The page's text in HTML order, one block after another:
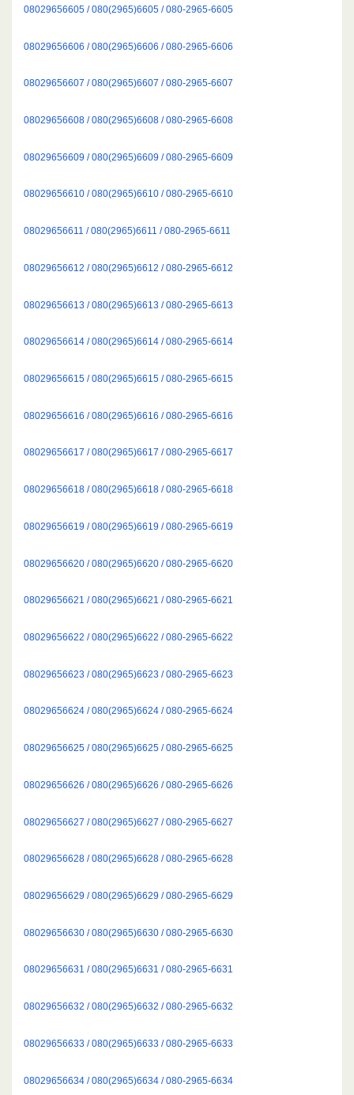
08029656605 / 080(2965)6605 / 080-2965-6605
08029656606 / 080(2965)6606 / 080-2965-6606
08029656607 / 080(2965)6607 / 080-2965-6607
08029656608 / 080(2965)6608 / 080-2965-6608
08029656609 / 080(2965)6609 / 080-2965-6609
08029656610 / 080(2965)6610 / 080-2965-6610
08029656611 / 080(2965)6611 / 080-2965-6611
08029656612 / 080(2965)6612 / 080-2965-6612
08029656613 / 080(2965)6613 / 080-2965-6613
08029656614 / 080(2965)6614 / 080-2965-6614
08029656615 / 080(2965)6615 / 080-2965-6615
08029656616 / 080(2965)6616 / 080-2965-6616
08029656617 / 080(2965)6617 / 080-2965-6617
08029656618 / 080(2965)6618 / 080-2965-6618
08029656619 / 080(2965)6619 / 080-2965-6619
08029656620 / 080(2965)6620 / 080-2965-6620
08029656621 / 080(2965)6621 / 080-2965-6621
08029656622 / 080(2965)6622 / 080-2965-6622
08029656623 / 080(2965)6623 / 080-2965-6623
08029656624 / 080(2965)6624 / 080-2965-6624
08029656625 / 080(2965)6625 / 080-2965-6625
08029656626 / 080(2965)6626 / 080-2965-6626
08029656627 / 080(2965)6627 / 080-2965-6627
08029656628 / 080(2965)6628 / 080-2965-6628
08029656629 / 080(2965)6629 / 080-2965-6629
08029656630 / 080(2965)6630 / 080-2965-6630
08029656631 / 080(2965)6631 / 080-2965-6631
08029656632 / 080(2965)6632 / 080-2965-6632
08029656633 / 080(2965)6633 / 080-2965-6633
08029656634 / 080(2965)6634 / 080-2965-6634